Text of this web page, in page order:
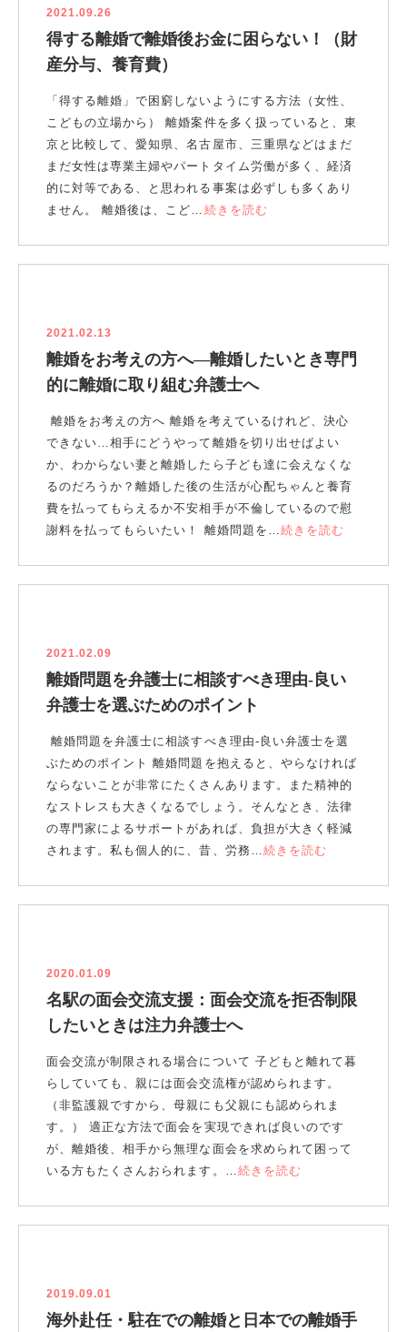
2021.09.26
得する離婚で離婚後お金に困らない！（財
産分与、養育費）
「得する離婚」で困窮しないようにする方法（女性、
こどもの立場から） 離婚案件を多く扱っていると、東
京と比較して、愛知県、名古屋市、三重県などはまだ
まだ女性は専業主婦やパートタイム労働が多く、経済
的に対等である、と思われる事案は必ずしも多くあり
ません。 離婚後は、こど… 続きを読む
2021.02.13
離婚をお考えの方へ―離婚したいとき専門
的に離婚に取り組む弁護士へ
離婚をお考えの方へ 離婚を考えているけれど、決心
できない…相手にどうやって離婚を切り出せばよい
か、わからない妻と離婚したら子ども達に会えなくな
るのだろうか？離婚した後の生活が心配ちゃんと養育
費を払ってもらえるか不安相手が不倫しているので慰
謝料を払ってもらいたい！ 離婚問題を…続きを読む
2021.02.09
離婚問題を弁護士に相談すべき理由‐良い
弁護士を選ぶためのポイント
離婚問題を弁護士に相談すべき理由‐良い弁護士を選
ぶためのポイント 離婚問題を抱えると、やらなければ
ならないことが非常にたくさんあります。また精神的
なストレスも大きくなるでしょう。そんなとき、法律
の専門家によるサポートがあれば、負担が大きく軽減
されます。私も個人的に、昔、労務…続きを読む
2020.01.09
名駅の面会交流支援：面会交流を拒否制限
したいときは注力弁護士へ
面会交流が制限される場合について 子どもと離れて暮
らしていても、親には面会交流権が認められます。
（非監護親ですから、母親にも父親にも認められま
す。） 適正な方法で面会を実現できれば良いのです
が、離婚後、相手から無理な面会を求められて困って
いる方もたくさんおられます。…続きを読む
2019.09.01
海外赴任・駐在での離婚と日本での離婚手